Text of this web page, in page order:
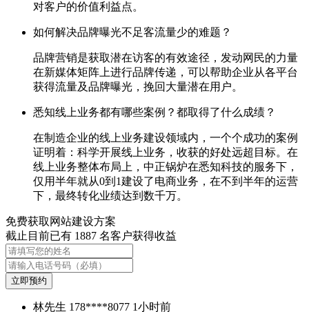
对客户的价值利益点。
如何解决品牌曝光不足客流量少的难题？
品牌营销是获取潜在访客的有效途径，发动网民的力量
在新媒体矩阵上进行品牌传递，可以帮助企业从各平台
获得流量及品牌曝光，挽回大量潜在用户。
悉知线上业务都有哪些案例？都取得了什么成绩？
在制造企业的线上业务建设领域内，一个个成功的案例
证明着：科学开展线上业务，收获的好处远超目标。在
线上业务整体布局上，中正锅炉在悉知科技的服务下，
仅用半年就从0到1建设了电商业务，在不到半年的运营
下，最终转化业绩达到数千万。
免费获取网站建设方案
截止目前已有 1887 名客户获得收益
立即预约
林先生 178****8077 1小时前